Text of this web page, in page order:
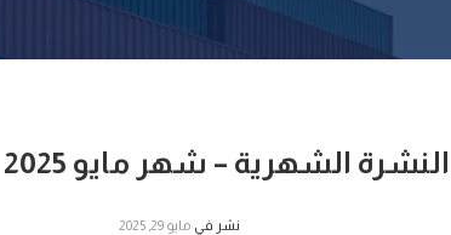
النشرة الشهرية – شهر مايو 2025 | تبصير
نشر في مايو 29, 2025